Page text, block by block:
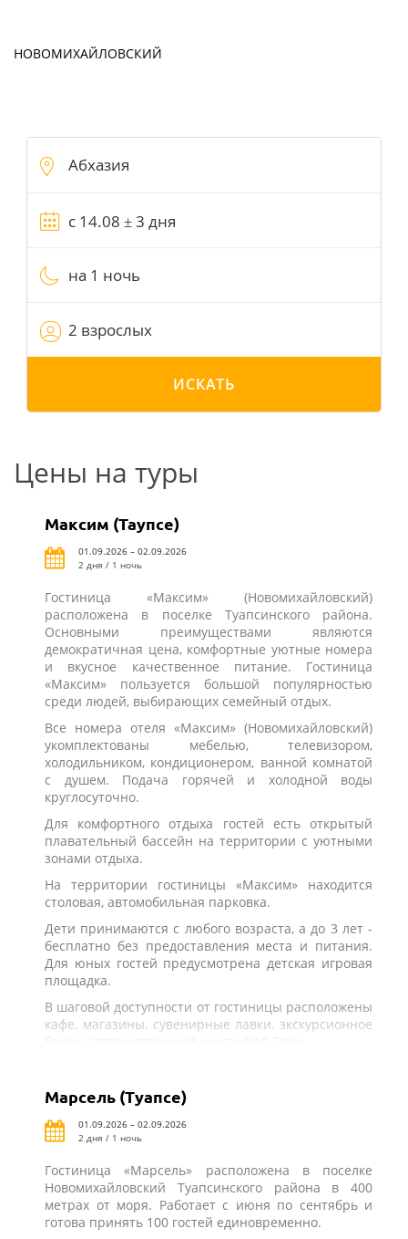
НОВОМИХАЙЛОВСКИЙ
на 1 ночь
2 взрослых
ИСКАТЬ
Цены на туры
Максим (Таупсе)
01.09.2026 – 02.09.2026
2 дня / 1 ночь
Гостиница «Максим» (Новомихайловский)
расположена в поселке Туапсинского района.
Основными преимуществами являются
демократичная цена, комфортные уютные номера
и вкусное качественное питание. Гостиница
«Максим» пользуется большой популярностью
среди людей, выбирающих семейный отдых.
Все номера отеля «Максим» (Новомихайловский)
укомплектованы мебелью, телевизором,
холодильником, кондиционером, ванной комнатой
с душем. Подача горячей и холодной воды
круглосуточно.
Для комфортного отдыха гостей есть открытый
плавательный бассейн на территории с уютными
зонами отдыха.
На территории гостиницы «Максим» находится
столовая, автомобильная парковка.
Дети принимаются с любого возраста, а до 3 лет -
бесплатно без предоставления места и питания.
Для юных гостей предусмотрена детская игровая
площадка.
В шаговой доступности от гостиницы расположены
кафе, магазины, сувенирные лавки, экскурсионное
Марсель (Туапсе)
01.09.2026 – 02.09.2026
2 дня / 1 ночь
Гостиница «Марсель» расположена в поселке
Новомихайловский Туапсинского района в 400
метрах от моря. Работает с июня по сентябрь и
готова принять 100 гостей единовременно.